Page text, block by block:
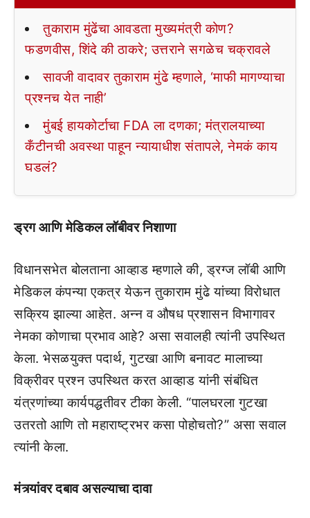
तुकाराम मुंढेंचा आवडता मुख्यमंत्री कोण?
फडणवीस, शिंदे की ठाकरे; उत्तराने सगळेच चक्रावले
सावजी वादावर तुकाराम मुंढे म्हणाले, ‘माफी मागण्याचा
प्रश्नच येत नाही’
मुंबई हायकोर्टाचा FDA ला दणका; मंत्रालयाच्या
कँटीनची अवस्था पाहून न्यायाधीश संतापले, नेमकं काय
घडलं?
ड्रग आणि मेडिकल लॉबीवर निशाणा
विधानसभेत बोलताना आव्हाड म्हणाले की, ड्रग्ज लॉबी आणि
मेडिकल कंपन्या एकत्र येऊन तुकाराम मुंढे यांच्या विरोधात
सक्रिय झाल्या आहेत. अन्न व औषध प्रशासन विभागावर
नेमका कोणाचा प्रभाव आहे? असा सवालही त्यांनी उपस्थित
केला. भेसळयुक्त पदार्थ, गुटखा आणि बनावट मालाच्या
विक्रीवर प्रश्न उपस्थित करत आव्हाड यांनी संबंधित
यंत्रणांच्या कार्यपद्धतीवर टीका केली. “पालघरला गुटखा
उतरतो आणि तो महाराष्ट्रभर कसा पोहोचतो?” असा सवाल
त्यांनी केला.
मंत्र्यांवर दबाव असल्याचा दावा